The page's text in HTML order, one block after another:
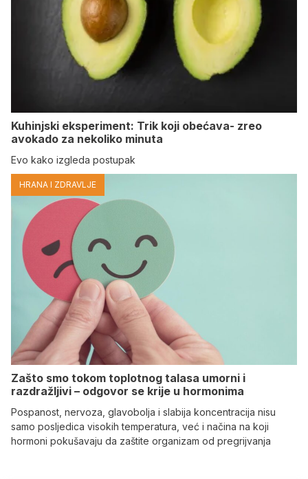
Kuhinjski eksperiment: Trik koji obećava- zreo
avokado za nekoliko minuta
Evo kako izgleda postupak
HRANA I ZDRAVLJE
Zašto smo tokom toplotnog talasa umorni i
razdražljivi – odgovor se krije u hormonima
Pospanost, nervoza, glavobolja i slabija koncentracija nisu
samo posljedica visokih temperatura, već i načina na koji
hormoni pokušavaju da zaštite organizam od pregrijvanja